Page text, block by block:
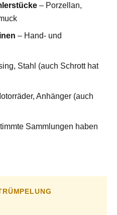
– Porzellan,
– Hand- und
Stahl (auch Schrott hat
Anhänger (auch
Sammlungen haben